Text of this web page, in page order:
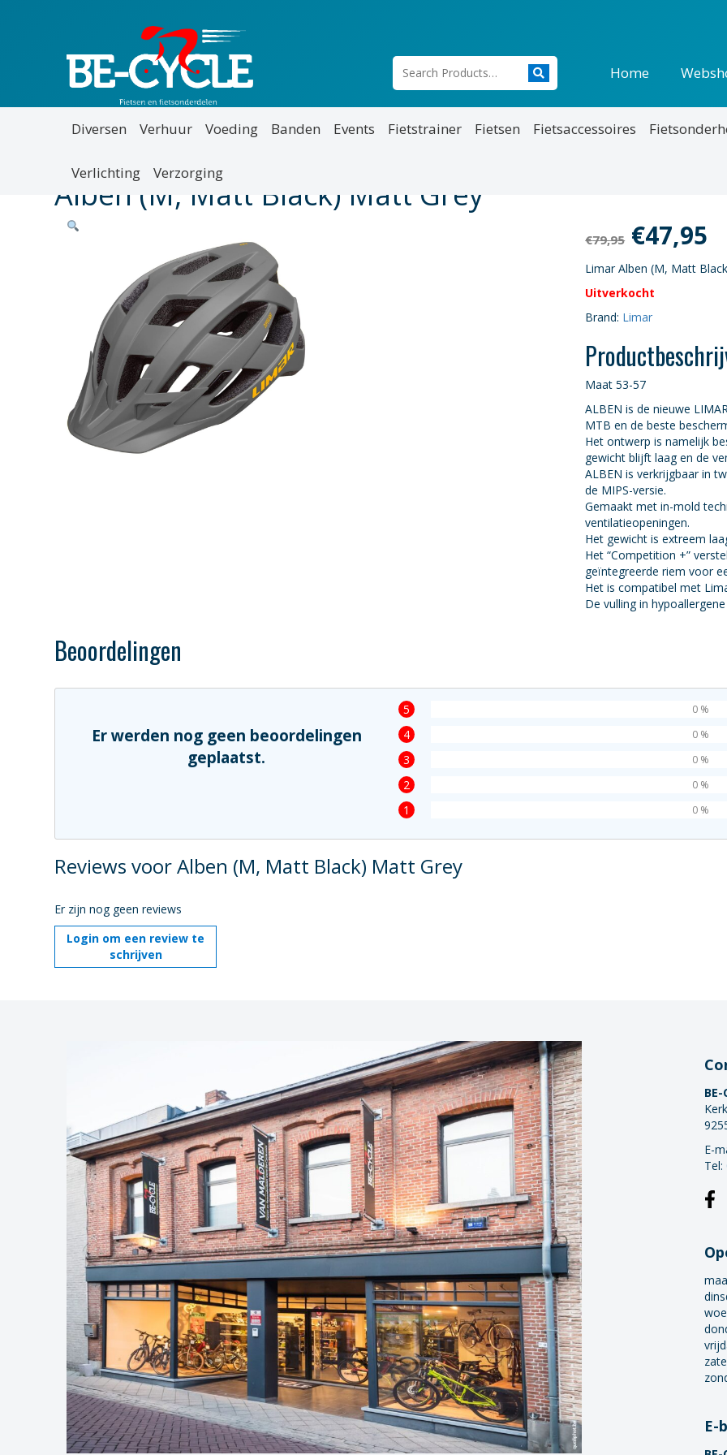
Home
Diversen Verhuur Voeding Banden Events Fietstrainer Fietsen Fietsaccessoires
Verlichting Verzorging
Alben (M, Matt Black) Matt Grey
€79,95
prijs
was:
€47,95
Limar Alben (M, Matt
Uitverkocht
Brand: Limar
Maat 53-57
ALBEN is de nieuwe
MTB en de beste
Het ontwerp is namelijk
gewicht blijft laag en de
ALBEN is verkrijgbaar in
de MIPS-versie.
Gemaakt met in-mold
ventilatieopeningen.
Het gewicht is extreem
Het “Competition +”
geïntegreerde riem voor
Het is compatibel met
De vulling in
Beoordelingen
Er werden nog geen beoordelingen
geplaatst.
5 0 %
4 0 %
3 0 %
2 0 %
1 0 %
Reviews voor Alben (M, Matt Black) Matt Grey
Er zijn nog geen reviews
Login om een review te
schrijven
E-
Tel:
E-